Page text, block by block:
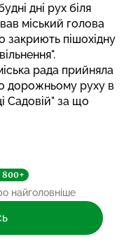
дні рух біля
міський голова
закриють пішохідну
рада прийняла
дорожньому руху в
Садовій" за що
800+
найголовніше